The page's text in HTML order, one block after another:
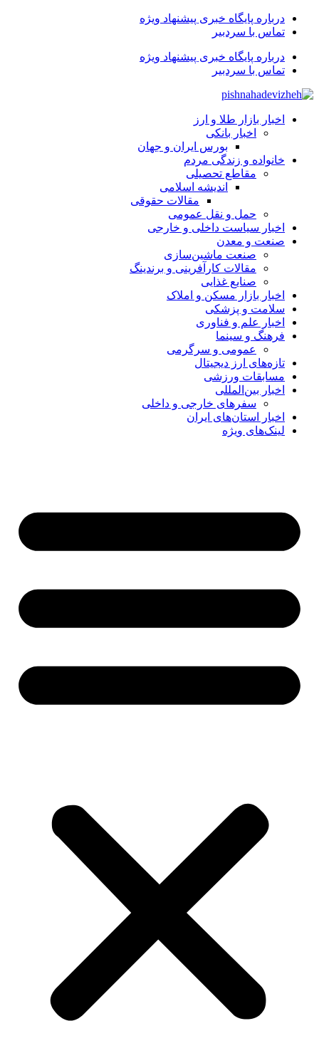
درباره پایگاه خبری پیشنهاد ویژه
تماس با سردبیر
درباره پایگاه خبری پیشنهاد ویژه
تماس با سردبیر
اخبار بازار طلا و ارز
اخبار بانکی
بورس ایران و جهان
خانواده و زندگی مردم
مقاطع تحصیلی
اندیشه اسلامی
مقالات حقوقی
حمل و نقل عمومی
اخبار سیاست داخلی و خارجی
صنعت و معدن
صنعت ماشین‌سازی
مقالات کارآفرینی و برندینگ
صنایع غذایی
اخبار بازار مسکن و املاک
سلامت و پزشکی
اخبار علم و فناوری
فرهنگ و سینما
عمومی و سرگرمی
تازه‌های ارز دیجیتال
مسابقات ورزشی
اخبار بین‌المللی
سفرهای خارجی و داخلی
اخبار استان‌های ایران
لینک‌های ویژه